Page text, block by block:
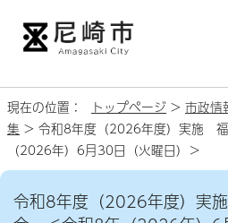
現在の位置： トップページ > 市政情
集 > 令和8年度（2026年度）実施
（2026年）6月30日（火曜日）＞
令和8年度（2026年度）実